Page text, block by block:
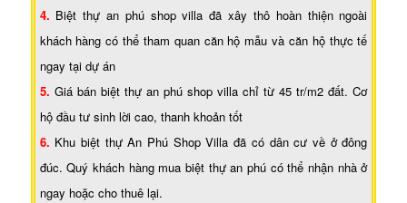
4. Biệt thự an phú shop villa đã xây thô hoàn thiện ngoài
khách hàng có thể tham quan căn hộ mẫu và căn hộ thực tế
ngay tại dự án
5. Giá bán biệt thự an phú shop villa chỉ từ 45 tr/m2 đất. Cơ
hộ đầu tư sinh lời cao, thanh khoản tốt
6. Khu biệt thự An Phú Shop Villa đã có dân cư về ở đông
đúc. Quý khách hàng mua biệt thự an phú có thể nhận nhà ở
ngay hoặc cho thuê lại.